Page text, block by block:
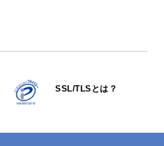
SSL/TLSとは？